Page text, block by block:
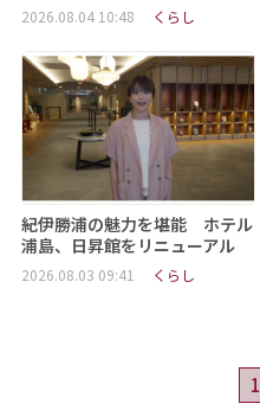
2026.08.04 10:48 くらし
紀伊勝浦の魅力を堪能 ホテル
浦島、日昇館をリニューアル
2026.08.03 09:41 くらし
1